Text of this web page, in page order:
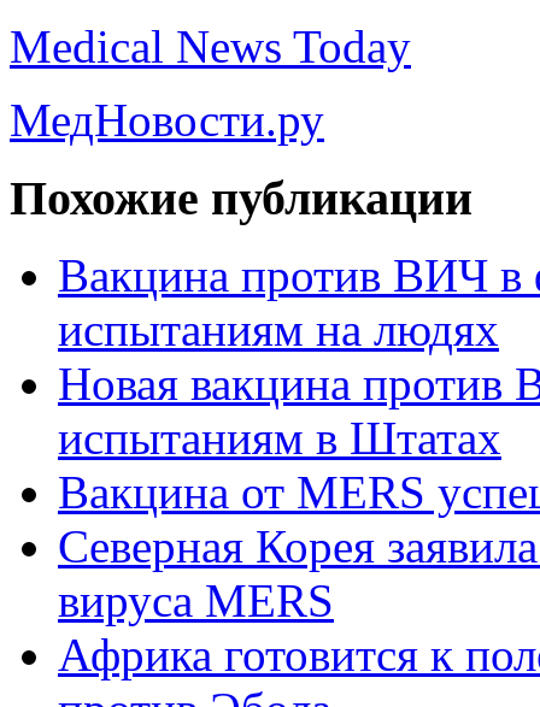
Medical News Today
МедНовости.ру
Похожие публикации
Вакцина против ВИЧ в
испытаниям на людях
Новая вакцина против
испытаниям в Штатах
Вакцина от MERS
Северная Корея
вируса MERS
Африка готовится к